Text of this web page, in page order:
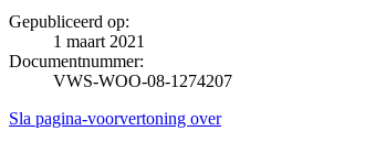
Gepubliceerd op:
1 maart 2021
Documentnummer:
VWS-WOO-08-1274207
Sla pagina-voorvertoning over